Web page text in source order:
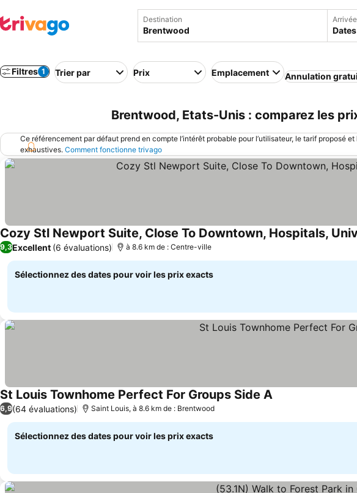
Destination
Dates
Filtres 1 Trier par Prix Emplacement Annulation
Brentwood, Etats-Unis : comparez les
Ce référencement par défaut prend en compte l’intérêt probable pour l’utilisateur, le tarif proposé
exhaustives. Comment fonctionne trivago
Cozy Stl Newport Suite, Close To Downtown, Hospitals,
9,3Excellent (6 évaluations) à 8.6 km de : Centre-ville
Sélectionnez des dates pour voir les prix exacts
St Louis Townhome Perfect For Groups Side AConsulter les prix
6,9(64 évaluations) Saint Louis, à 8.6 km de : Brentwood
Sélectionnez des dates pour voir les prix exacts